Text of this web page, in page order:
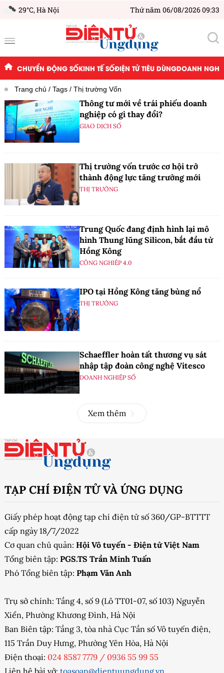
29°C,Hà Nội Thứ năm 06/08/2026 09:33
CHUYỂN ĐỘNG SỐKINH TẾ SỐĐIỆN TỬ TIÊU DÙNGDOANH
Trang chủ Tags Thị trường Vốn
Thông tư mới về trái phiếu doanh
nghiệp có gì thay đổi?
GIAO DỊCH SỐ
Thị trường vốn trước cơ hội trở
thành động lực tăng trưởng mới
THỊ TRƯỜNG
Trung Quốc đang định hình lại mô
hình Thung lũng Silicon, bắt đầu từ
Hồng Kông
CÔNG NGHIỆP 4.0
IPO tại Hồng Kông tăng bùng nổ
THỊ TRƯỜNG
Schaeffler hoàn tất thương vụ sát
nhập tập đoàn công nghệ Vitesco
DOANH NGHIỆP SỐ
Xem thêm
TẠP CHÍ ĐIỆN TỬ VÀ ỨNG DỤNG
Giấy phép hoạt động tạp chí điện tử số 360/GP-BTTTT
cấp ngày 18/7/2022
Cơ quan chủ quản: Hội Vô tuyến - Điện tử Việt Nam
Tổng biên tập: PGS.TS Trần Minh Tuấn
Phó Tổng biên tập: Phạm Văn Anh
Trụ sở chính: Tầng 4, số 9 (Lô TT01-07, số 103) Nguyễn
Xiển, Phường Khương Đình, Hà Nội
Ban Biên tập: Tầng 3, tòa nhà Cục Tần số Vô tuyến điện,
115 Trần Duy Hưng, Phường Yên Hòa, Hà Nội
Điện thoại: 024 8587 7779 / 0936 55 99 55